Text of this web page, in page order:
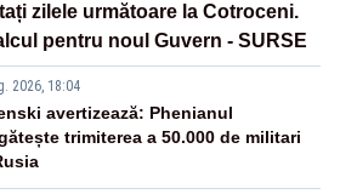
zilele următoare la Cotroceni.
pentru noul Guvern - SURSE
2026, 18:04
avertizează: Phenianul
trimiterea a 50.000 de militari